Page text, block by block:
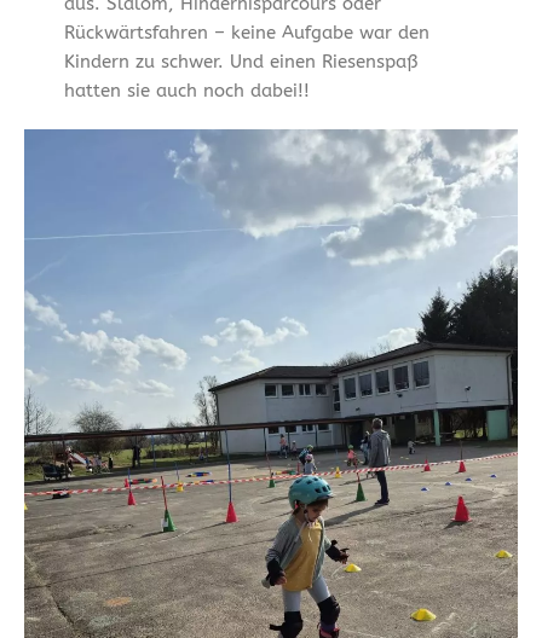
Rückwärtsfahren – keine Aufgabe war den
Kindern zu schwer. Und einen Riesenspaß
hatten sie auch noch dabei!!